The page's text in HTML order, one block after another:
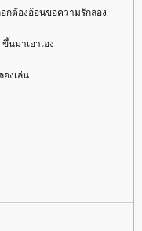
กต้องอ้อนขอความรักลอง
นมาเอาเอง
งเล่น